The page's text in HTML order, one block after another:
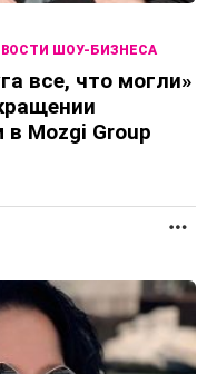
ШОУ-БИЗНЕСА
все, что могли»
Mozgi Group